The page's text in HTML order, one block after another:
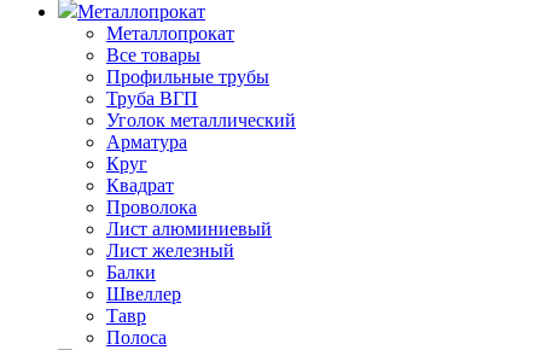
Металлопрокат
Металлопрокат
Все товары
Профильные трубы
Труба ВГП
Уголок металлический
Арматура
Круг
Квадрат
Проволока
Лист алюминиевый
Лист железный
Балки
Швеллер
Тавр
Полоса